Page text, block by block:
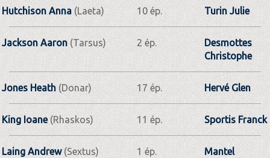
Hutchison Anna (Laeta) 10 ép. Turin Julie
Jackson Aaron (Tarsus) 2 ép.
Desmottes
Christophe
Jones Heath(Donar) 17 ép. Hervé Glen
King Ioane(Rhaskos) 11 ép. Sportis Franck
Laing Andrew(Sextus) 1 ép.
Mantel